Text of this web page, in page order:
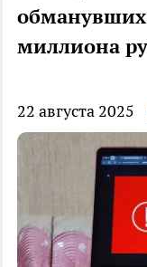
миллиона
22 августа 2025